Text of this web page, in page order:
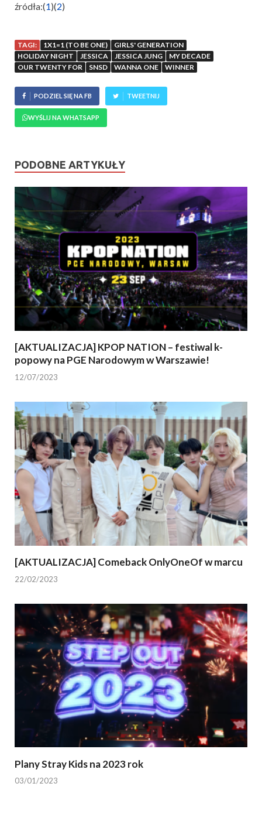
źródła:(1)(2)
TAGI: 1X1=1 (TO BE ONE)
GIRLS' GENERATION
HOLIDAY NIGHT
JESSICA JESSICA JUNG
MY DECADE
OUR TWENTY FOR
SNSD WANNA ONE WINNER
PODZIEL SIĘ NA FB TWEETNIJ
WYŚLIJ NA WHATSAPP
PODOBNE ARTYKUŁY
[AKTUALIZACJA] KPOP NATION – festiwal k-
popowy na PGE Narodowym w Warszawie!
12/07/2023
[AKTUALIZACJA] Comeback OnlyOneOf w marcu
22/02/2023
Plany Stray Kids na 2023 rok
03/01/2023